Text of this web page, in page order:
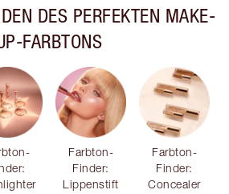
DES PERFEKTEN MAKE-
FARBTONS
Farbton-
Finder:
Lippenstift
Farbton-
Finder:
Concealer